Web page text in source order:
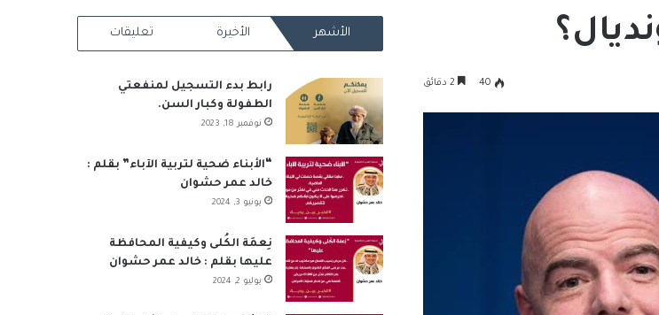
40
RSS
الأشهر الأخيرة تعليقات
رابط بدء التسجيل لمنفعتي
الطفولة وكبار السن.
نوفمبر 18, 2023
“الأبناء ضحية لتربية الآباء” بقلم :
خالد عمر حشوان
يونيو 3, 2024
نِعمَة الكُلى وكيفية المحافظة
عليها بقلم : خالد عمر حشوان
يوليو 2, 2024